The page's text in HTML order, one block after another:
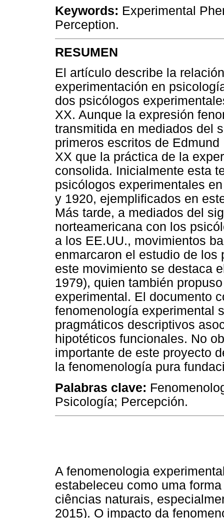
Keywords: Experimental
Perception.
RESUMEN
El artículo describe la
experimentación en
dos psicólogos
XX. Aunque la expresión
transmitida en mediados del
primeros escritos de
XX que la práctica de la
consolida. Inicialmente esta
psicólogos experimentales
y 1920, ejemplificados en
Más tarde, a mediados del
norteamericana con los
a los EE.UU., movimientos
enmarcaron el estudio de
este movimiento se destaca
1979), quien también
experimental. El documento
fenomenología experimental
pragmáticos descriptivos
hipotéticos funcionales. No
importante de este proyecto
la fenomenología pura
Palabras clave:
Psicología; Percepción.
A fenomenologia
estabeleceu como uma
ciências naturais,
2015). O impacto da